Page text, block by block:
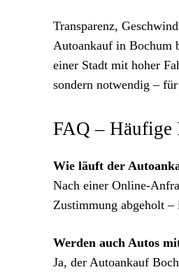
Transparenz,
Autoankauf in Bochum
einer Stadt mit hoher
sondern notwendig –
FAQ – Häufige
Wie läuft der
Nach einer Online-
Zustimmung abgeholt
Werden auch Autos
Ja, der Autoankauf